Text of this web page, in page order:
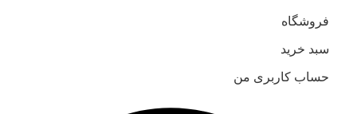
فروشگاه
سبد خرید
حساب کاربری من